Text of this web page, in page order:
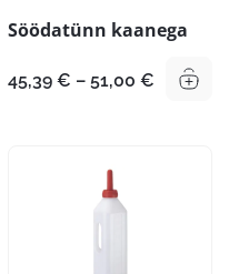
Söödatünn kaanega
45,39 € – 51,00 €